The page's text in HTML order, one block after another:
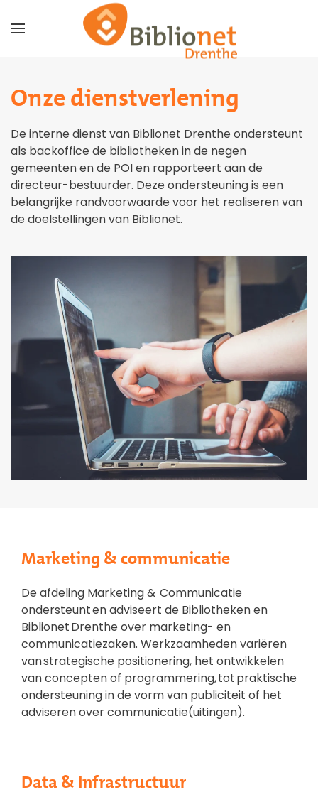
Terug naar hoofdinhoud
Onze dienstverlening
De interne dienst van Biblionet Drenthe ondersteunt
als backoffice de bibliotheken in de negen
gemeenten en de POI en rapporteert aan de
directeur-bestuurder. Deze ondersteuning is een
belangrijke randvoorwaarde voor het realiseren van
de doelstellingen van Biblionet.
Marketing & communicatie
De afdeling Marketing & Communicatie
ondersteunt en adviseert de Bibliotheken en
Biblionet Drenthe over marketing- en
communicatiezaken. Werkzaamheden variëren
van strategische positionering, het ontwikkelen
van concepten of programmering, tot praktische
ondersteuning in de vorm van publiciteit of het
adviseren over communicatie(uitingen).
Data & Infrastructuur